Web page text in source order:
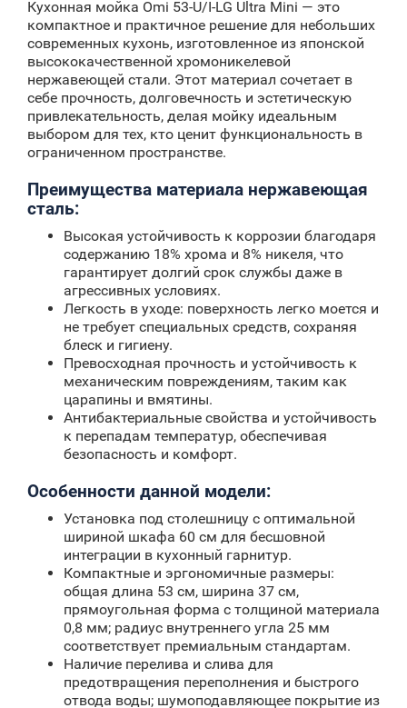
Кухонная мойка Omi 53-U/I-LG Ultra Mini — это
компактное и практичное решение для небольших
современных кухонь, изготовленное из японской
высококачественной хромоникелевой
нержавеющей стали. Этот материал сочетает в
себе прочность, долговечность и эстетическую
привлекательность, делая мойку идеальным
выбором для тех, кто ценит функциональность в
ограниченном пространстве.
Преимущества материала нержавеющая
сталь:
Высокая устойчивость к коррозии благодаря
содержанию 18% хрома и 8% никеля, что
гарантирует долгий срок службы даже в
агрессивных условиях.
Легкость в уходе: поверхность легко моется и
не требует специальных средств, сохраняя
блеск и гигиену.
Превосходная прочность и устойчивость к
механическим повреждениям, таким как
царапины и вмятины.
Антибактериальные свойства и устойчивость
к перепадам температур, обеспечивая
безопасность и комфорт.
Особенности данной модели:
Установка под столешницу с оптимальной
шириной шкафа 60 см для бесшовной
интеграции в кухонный гарнитур.
Компактные и эргономичные размеры:
общая длина 53 см, ширина 37 см,
прямоугольная форма с толщиной материала
0,8 мм; радиус внутреннего угла 25 мм
соответствует премиальным стандартам.
Наличие перелива и слива для
предотвращения переполнения и быстрого
отвода воды; шумоподавляющее покрытие из